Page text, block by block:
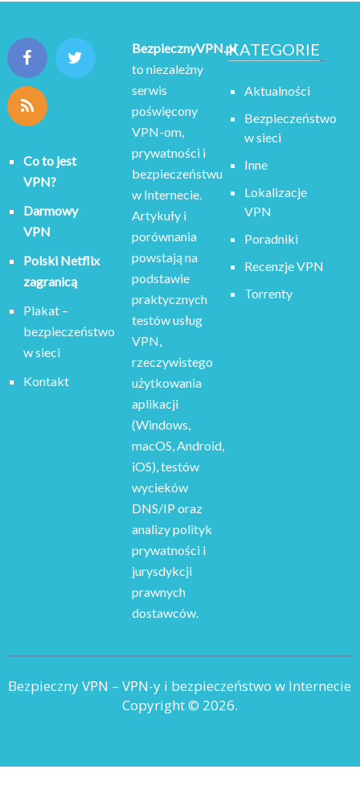
Co to jest
VPN?
Darmowy
VPN
Polski Netflix
zagranicą
Plakat –
bezpieczeństwo
w sieci
Kontakt
BezpiecznyVPN.pl
to niezależny
serwis
poświęcony
VPN-om,
prywatności i
bezpieczeństwu
w Internecie.
Artykuły i
porównania
powstają na
podstawie
praktycznych
testów usług
VPN,
rzeczywistego
użytkowania
aplikacji
(Windows,
macOS, Android,
iOS), testów
wycieków
DNS/IP oraz
analizy polityk
prywatności i
jurysdykcji
prawnych
dostawców.
KATEGORIE
Aktualności
Bezpieczeństwo
w sieci
Inne
Lokalizacje
VPN
Poradniki
Recenzje VPN
Torrenty
Bezpieczny VPN – VPN-y i bezpieczeństwo w Internecie
Copyright © 2026.